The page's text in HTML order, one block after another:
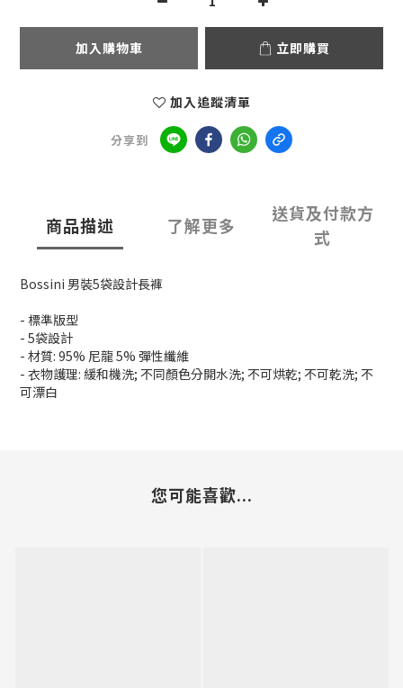
加入購物車 立即購買
加入追蹤清單
分享到
商品描述 了解更多
送貨及付款方
式
Bossini 男裝5袋設計長褲
- 標準版型
- 5袋設計
- 材質: 95% 尼龍 5% 彈性纖維
- 衣物護理: 緩和機洗; 不同顏色分開水洗; 不可烘乾; 不可乾洗; 不
可漂白
您可能喜歡...